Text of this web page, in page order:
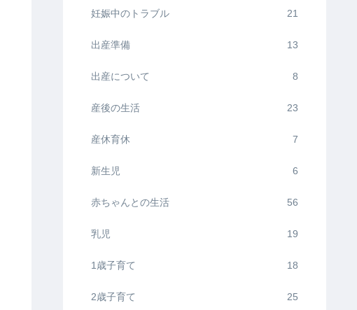
妊娠中のトラブル 21
出産準備 13
出産について 8
産後の生活 23
産休育休 7
新生児 6
赤ちゃんとの生活 56
乳児 19
1歳子育て 18
2歳子育て 25